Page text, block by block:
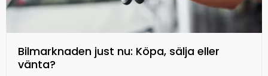
Bilmarknaden just nu: Köpa, sälja eller
vänta?